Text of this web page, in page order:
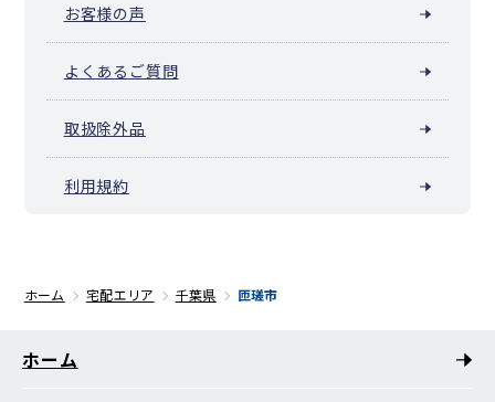
お客様の声
よくあるご質問
取扱除外品
利用規約
ホーム 宅配エリア 千葉県 匝瑳市
ホーム